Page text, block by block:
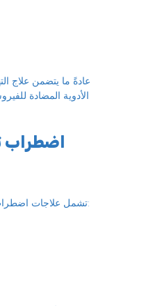
عادةً ما يتضمن علاج
الأدوية المضادة
اضطراب
تشمل علاجات اضطراب تعاطي الكحول أو المخدرات: